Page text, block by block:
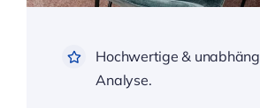
Hochwertige &
Analyse.